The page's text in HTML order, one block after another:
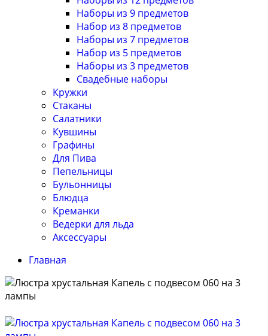
Наборы из 9 предметов
Набор из 8 предметов
Наборы из 7 предметов
Набор из 5 предметов
Наборы из 3 предметов
Свадебные наборы
Кружки
Стаканы
Салатники
Кувшины
Графины
Для Пива
Пепельницы
Бульонницы
Блюдца
Креманки
Ведерки для льда
Аксессуары
Главная